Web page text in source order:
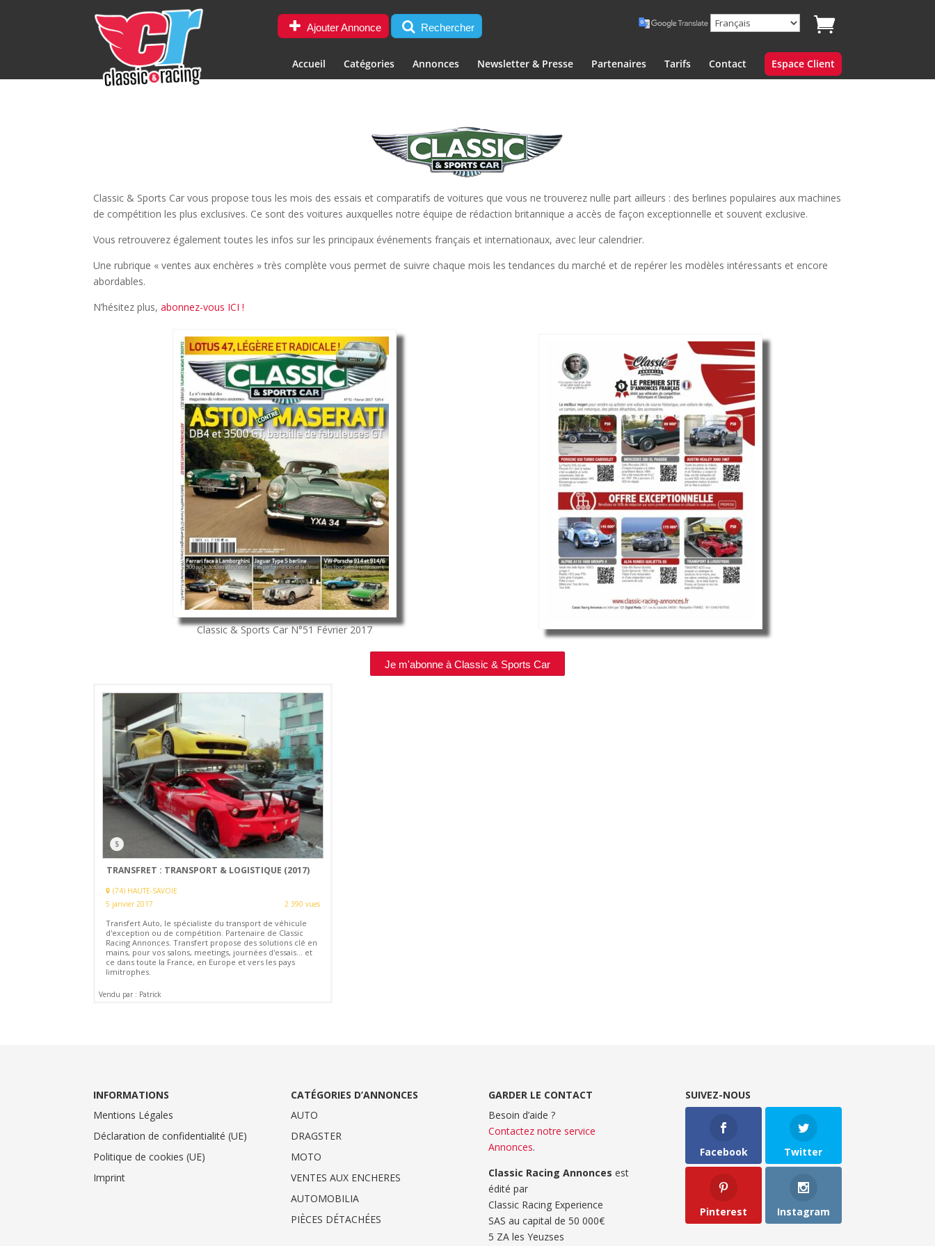
Ajouter Annonce Rechercher
Accueil Catégories Annonces Newsletter & Presse Partenaires Tarifs Contact Espace Client
Classic & Sports Car vous propose tous les mois des essais et comparatifs de voitures que vous ne trouverez nulle part ailleurs : des berlines populaires aux machines
de compétition les plus exclusives. Ce sont des voitures auxquelles notre équipe de rédaction britannique a accès de façon exceptionnelle et souvent exclusive.
Vous retrouverez également toutes les infos sur les principaux événements français et internationaux, avec leur calendrier.
Une rubrique « ventes aux enchères » très complète vous permet de suivre chaque mois les tendances du marché et de repérer les modèles intéressants et encore
abordables.
N’hésitez plus,abonnez-vous ICI !
Classic & Sports CarN°51Février 2017
Je m'abonne à Classic & Sports Car
5
TRANSFRET : TRANSPORT & LOGISTIQUE (2017)
(74) HAUTE-SAVOIE
5 janvier 2017
2 390 vues
Transfert Auto, le spécialiste du transport de véhicule
d'exception ou de compétition. Partenaire de Classic
Racing Annonces. Transfert propose des solutions clé en
mains, pour vos salons, meetings, journées d'essais... et
ce dans toute la France, en Europe et vers les pays
limitrophes.
Vendu par : Patrick
INFORMATIONS
Mentions Légales
Déclaration de confidentialité (UE)
Politique de cookies (UE)
Imprint
CATÉGORIES D’ANNONCES
AUTO
DRAGSTER
MOTO
VENTES AUX ENCHERES
AUTOMOBILIA
PIÈCES DÉTACHÉES
GARDER LE CONTACT
Besoin d’aide ?
Contactez notre service
Annonces.
Classic Racing Annonces est
édité par
Classic Racing Experience
SAS au capital de 50 000€
5 ZA les Yeuzses
SUIVEZ-NOUS
Facebook Twitter
Pinterest Instagram